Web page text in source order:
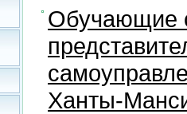
Обучающие
Ханты-